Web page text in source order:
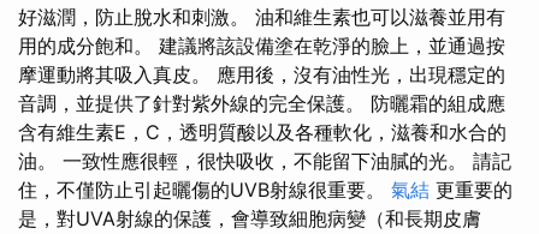
好滋潤，防止脫水和刺激。 油和維生素也可以滋養並用有
用的成分飽和。 建議將該設備塗在乾淨的臉上，並通過按
摩運動將其吸入真皮。 應用後，沒有油性光，出現穩定的
音調，並提供了針對紫外線的完全保護。 防曬霜的組成應
含有維生素E，C，透明質酸以及各種軟化，滋養和水合的
油。 一致性應很輕，很快吸收，不能留下油膩的光。 請記
住，不僅防止引起曬傷的UVB射線很重要。 氣結 更重要的
是，對UVA射線的保護，會導致細胞病變（和長期皮膚